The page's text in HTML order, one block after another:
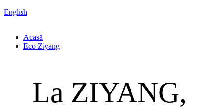
English
Acasă
Eco Ziyang
La ZIYANG,